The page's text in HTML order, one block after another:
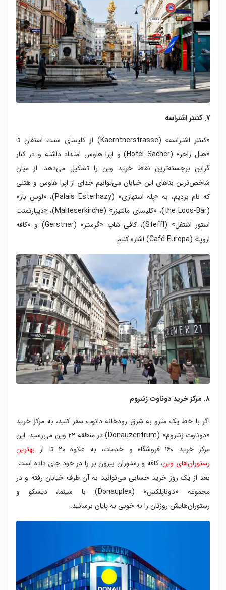
۷. کنتنر اشتراسه
«کنتنر اشتراسه» (Kaerntnerstrasse) از کلیسای سنت استفان تا
«هتل زاخر» (Hotel Sacher) و اپرا هاوس امتداد داشته و در کنار
گرابن برجسته‌ترین نقاط خرید وین را تشکیل می‌دهد. از میان
شاخص‌ترین بناهای این خیابان می‌توانیم جدای از اپرا هاوس و هتلی
که نام بردیم، به «پله استهازی» (Palais Esterhazy)، «لوس بار»
(the Loos-Bar)، «کلیسای مالتیزر» (Malteserkirche)، «دیپارتمنت
استور اشتفل» (Steffl)، کافی شاپ «گرستر» (Gerstner) و «کافه
اروپا» (Café Europa) اشاره کنیم.
۸. مرکز خرید دوناوت زنتروم
اگر با خط یک مترو به شرق رودخانه دانوب سفر کنید، به مرکز خرید
«دوناوت زنتروم» (Donauzentrum) در منطقه ۲۲ وین می‌رسید. این
مرکز خرید ۱۶۰ فروشگاه و خدمات، به علاوه ۲۰ تا از
بهترین
رستوران‌های وین، کافه و رستوران بیرون بر را در خود جای داده است.
بعد از یک روز خرید حسابی می‌توانید به آن طرف خیابان رفته و در
مجموعه «دوناپلکس» (Donauplex) با سینما‌، دیسکو و
رستوران‌هایش روزتان را به خوبی به پایان برسانید.